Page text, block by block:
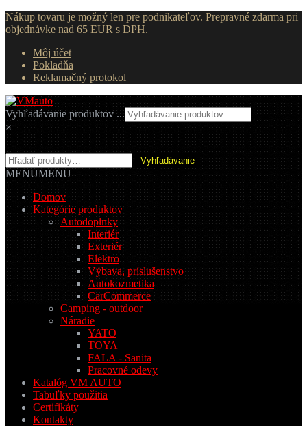
Nákup tovaru je možný len pre podnikateľov. Prepravné zdarma pri
objednávke nad 65 EUR s DPH.
Môj účet
Pokladňa
Reklamačný protokol
Preskočiť
na
navigáciu
Preskočiť
na
obsah
Vyhľadávanie produktov ...
×
Hľadať: Vyhľadávanie
MENUMENU
Domov
Kategórie produktov
Autodoplnky
Interiér
Exteriér
Elektro
Výbava, príslušenstvo
Autokozmetika
CarCommerce
Camping - outdoor
Náradie
YATO
TOYA
FALA - Sanita
Pracovné odevy
Katalóg VM AUTO
Tabuľky použitia
Certifikáty
Kontakty